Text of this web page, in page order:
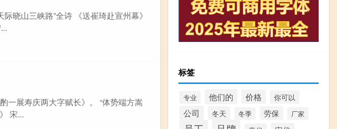
晓山三峡路”全诗 《送崔琦赴宣州幕》
一展寿庆两大字赋长》。 “体势端方嵩
宋...
标签
专业 他们的 价格 你可以
公司 冬天 冬季 劳保 厂家